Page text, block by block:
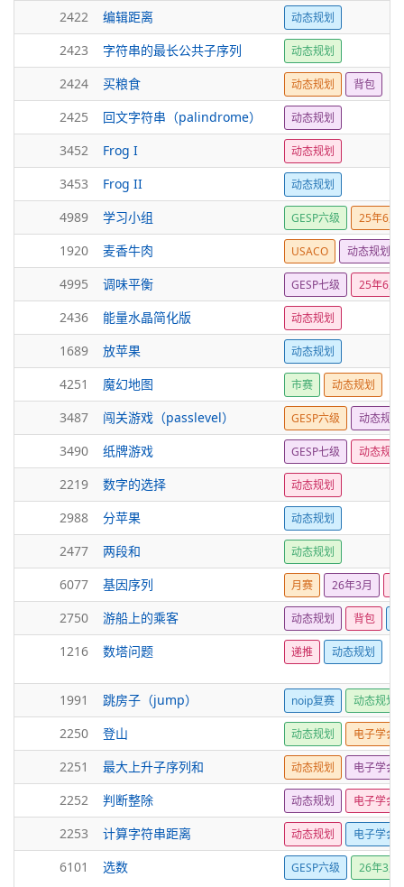
2422 编辑距离 动态规划
2423 字符串的最长公共子序列 动态规划
2424 买粮食 动态规划 背包
2425 回文字符串（palindrome） 动态规划
3452 Frog I 动态规划
3453 Frog II 动态规划
4989 学习小组 GESP六级 25年6月
1920 麦香牛肉 USACO 动态规划
4995 调味平衡 GESP七级 25年6月
2436 能量水晶简化版 动态规划
1689 放苹果 动态规划
4251 魔幻地图 市赛 动态规划
3487 闯关游戏（passlevel） GESP六级 动态规划
3490 纸牌游戏 GESP七级 动态规划
2219 数字的选择 动态规划
2988 分苹果 动态规划
2477 两段和 动态规划
6077 基因序列 月赛 26年3月
2750 游船上的乘客 动态规划 背包
1216 数塔问题 递推 动态规划
1991 跳房子（jump） noip复赛 动态规划
2250 登山 动态规划 电子学会
2251 最大上升子序列和 动态规划 电子学会
2252 判断整除 动态规划 电子学会
2253 计算字符串距离 动态规划 电子学会
6101 选数 GESP六级 26年3月